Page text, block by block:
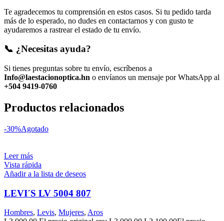
Te agradecemos tu comprensión en estos casos. Si tu pedido tarda
más de lo esperado, no dudes en contactarnos y con gusto te
ayudaremos a rastrear el estado de tu envío.
📞 ¿Necesitas ayuda?
Si tienes preguntas sobre tu envío, escríbenos a
Info@laestacionoptica.hn o envíanos un mensaje por WhatsApp al
+504 9419-0760
Productos relacionados
-30%Agotado
Leer más
Vista rápida
Añadir a la lista de deseos
LEVI´S LV 5004 807
Hombres, Levis, Mujeres, Aros